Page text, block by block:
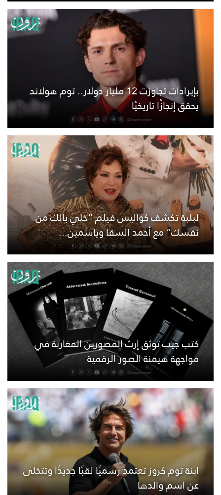
بإيرادات تجاوزت 12 مليار دولار.. توم هولاند
يحقق إنجازًا تاريخيًا
لبلبة تكشف كواليس فيلم “خلي بالك من
نفسك” مع أحمد السقا وياسمين...
كتب جيب توثق إرث المصورين المغاربة في
مواجهة هيمنة الصور الرقمية
ابنة توم كروز تعتمد رسميًا لقبًا جديدًا وتتخلى
عن اسم والدها